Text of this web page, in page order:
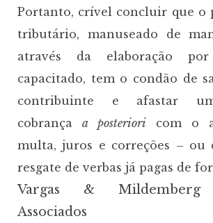
Portanto, crível concluir que o
tributário, manuseado de
através da elaboração por
capacitado, tem o condão de
contribuinte e afastar
cobrançaa posteriori com o
multa, juros e correções – ou
resgate de verbas já pagas de
Vargas & Mildemberg
Associados